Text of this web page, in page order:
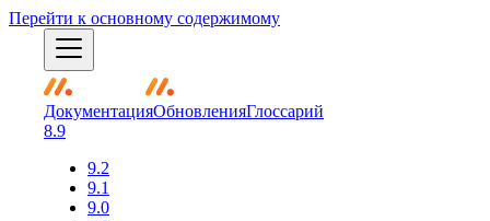
Перейти к основному содержимому
ДокументацияОбновленияГлоссарий
8.9
9.2
9.1
9.0